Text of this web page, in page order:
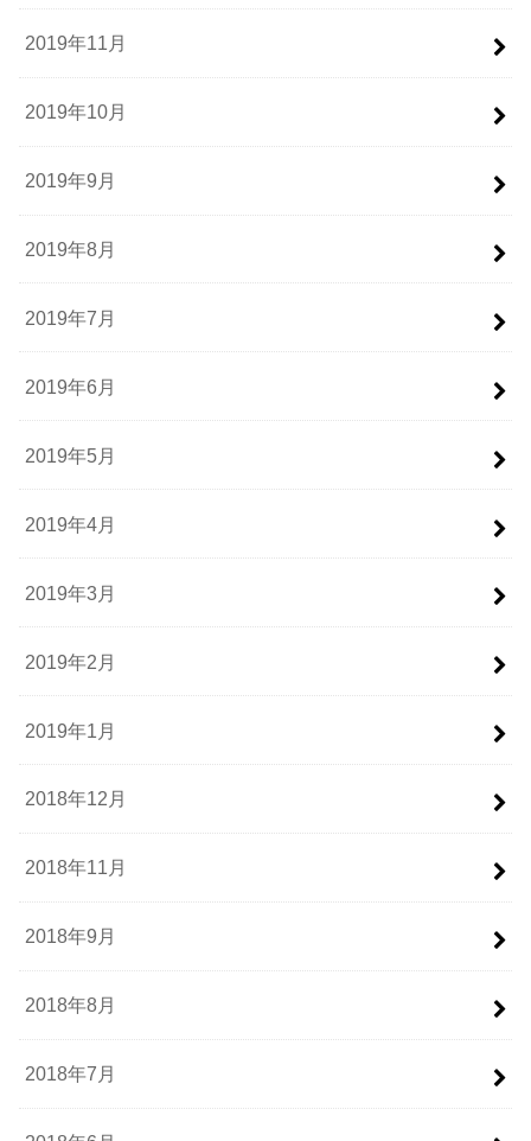
2019年11月
2019年10月
2019年9月
2019年8月
2019年7月
2019年6月
2019年5月
2019年4月
2019年3月
2019年2月
2019年1月
2018年12月
2018年11月
2018年9月
2018年8月
2018年7月